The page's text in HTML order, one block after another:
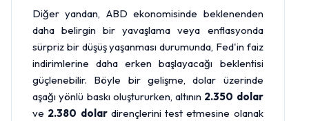
Diğer yandan, ABD ekonomisinde beklenenden
daha belirgin bir yavaşlama veya enflasyonda
sürpriz bir düşüş yaşanması durumunda, Fed'in faiz
indirimlerine daha erken başlayacağı beklentisi
güçlenebilir. Böyle bir gelişme, dolar üzerinde
aşağı yönlü baskı oluştururken, altının 2.350 dolar
ve 2.380 dolardirençlerini test etmesine olanak